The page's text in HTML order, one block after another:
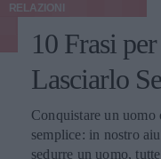
RELAZIONI
10 Frasi
Lasciarlo
Conquistare un uomo
semplice: in nostro
sedurre un uomo,